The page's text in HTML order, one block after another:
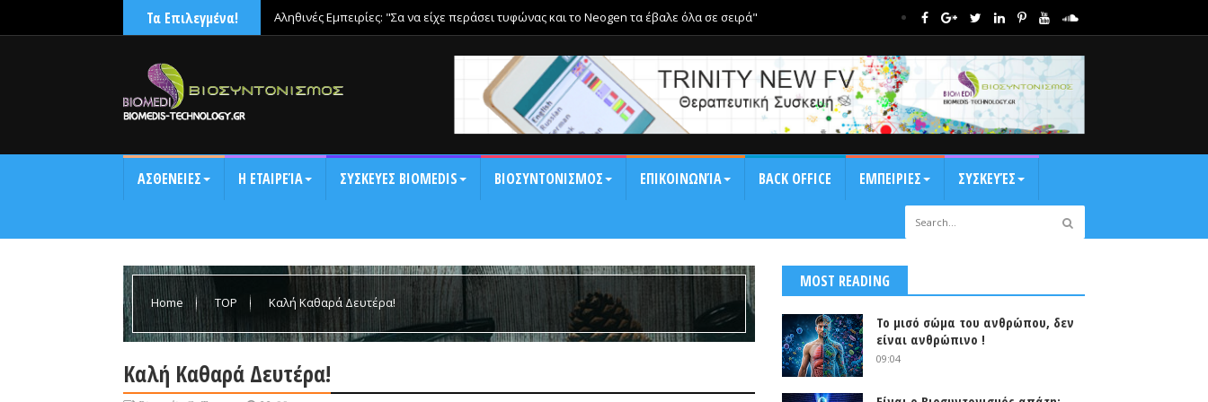
Τα Επιλεγμένα! Αληθινές Εμπειρίες: "Σα να είχε περάσει τυφώνας και το Neogen τα έβαλε όλα σε σειρά"
ΑΣΘΕΝΕΙΕΣ Η ΕΤΑΙΡΕΊΑ ΣΥΣΚΕΥΕΣ BIOMEDIS ΒΙΟΣΥΝΤΟΝΙΣΜΟΣ ΕΠΙΚΟΙΝΩΝΊΑ BACK OFFICE ΕΜΠΕΙΡΙΕΣ ΣΥΣΚΕΥΈΣ
Home TOP Καλή Καθαρά Δευτέρα!
Καλή Καθαρά Δευτέρα!
MOST READING
Το μισό σώμα του ανθρώπου, δεν
είναι ανθρώπινο !
09:04